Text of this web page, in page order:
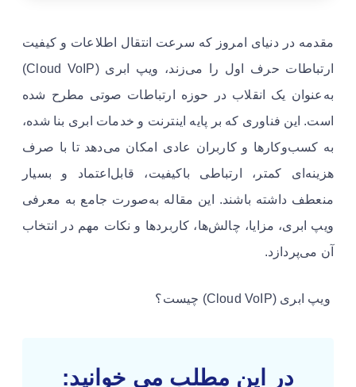
مقدمه در دنیای امروز که سرعت انتقال اطلاعات و کیفیت
ارتباطات حرف اول را می‌زند، ویپ ابری (Cloud VoIP)
به‌عنوان یک انقلاب در حوزه ارتباطات صوتی مطرح شده
است. این فناوری که بر پایه اینترنت و خدمات ابری بنا شده،
به کسب‌وکارها و کاربران عادی امکان می‌دهد تا با صرف
هزینه‌ای کمتر، ارتباطی باکیفیت، قابل‌اعتماد و بسیار
منعطف داشته باشند. این مقاله به‌صورت جامع به معرفی
ویپ ابری، مزایا، چالش‌ها، کاربردها و نکات مهم در انتخاب
آن می‌پردازد.
ویپ ابری (Cloud VoIP) چیست؟
در این مطلب می خوانید: